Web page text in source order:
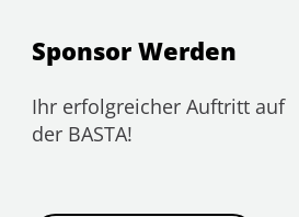
Sponsor Werden
Ihr erfolgreicher Auftritt auf
der BASTA!